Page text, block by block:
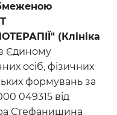
(Клініка
Єдиному
осіб, фізичних
формувань за
049315 від
Стефанишина